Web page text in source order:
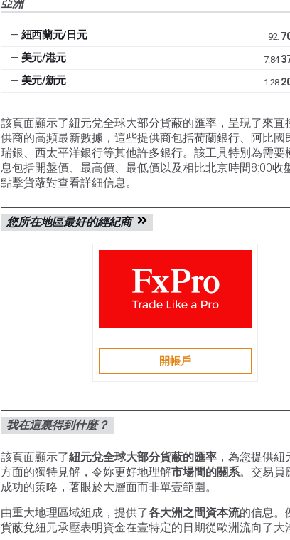
亞洲
— 紐西蘭元/日元 92.
— 美元/港元 7.84
— 美元/新元 1.28
該頁面顯示了紐元兌全球大部分貨蔽的匯率，呈現了來
供商的高頻最新數據，這些提供商包括荷蘭銀行、阿比國
瑞銀、西太平洋銀行等其他許多銀行。該工具特別為需
息包括開盤價、最高價、最低價以及相比北京時間8:00收
點擊貨蔽對查看詳細信息。
您所在地區最好的經紀商
開帳戶
我在這裏得到什麼？
該頁面顯示了紐元兌全球大部分貨蔽的匯率，為您提供紐
方面的獨特見解，令妳更好地理解市場間的關系。交易員
成功的策略，著眼於大層面而非單壹範圍。
由重大地理區域組成，提供了各大洲之間資本流的信息。
貨蔽兌紐元承壓表明資金在壹特定的日期從歐洲流向了大